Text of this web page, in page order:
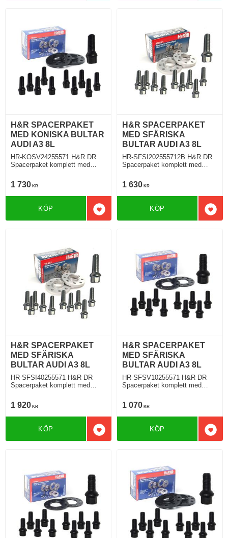
H&R SPACERPAKET
MED KONISKA BULTAR
AUDI A3 8L
HR-KOSV24255571 H&R DR
Spacerpaket komplett med
8L 09.1996 Tjocklek spacer
12mm
1 730 KR
Lägg till i favoriter
KÖP
H&R SPACERPAKET
MED SFÄRISKA
BULTAR AUDI A3 8L
HR-SFSI202555712B H&R DR
Spacerpaket komplett med
8L 09.1996 Tjocklek spacer
10mm
1 630 KR
KÖP
H&R SPACERPAKET
MED SFÄRISKA
BULTAR AUDI A3 8L
HR-SFSI40255571 H&R DR
Spacerpaket komplett med
8L 09.1996 Tjocklek spacer
20mm
1 920 KR
Lägg till i favoriter
KÖP
H&R SPACERPAKET
MED SFÄRISKA
BULTAR AUDI A3 8L
HR-SFSV10255571 H&R DR
Spacerpaket komplett med
8L 09.1996 Tjocklek spacer
5mm
1 070 KR
KÖP